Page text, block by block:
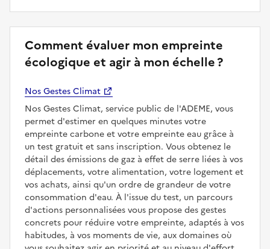
Comment évaluer mon empreinte
écologique et agir à mon échelle ?
Nos Gestes Climat
Nos Gestes Climat, service public de l'ADEME, vous
permet d'estimer en quelques minutes votre
empreinte carbone et votre empreinte eau grâce à
un test gratuit et sans inscription. Vous obtenez le
détail des émissions de gaz à effet de serre liées à vos
déplacements, votre alimentation, votre logement et
vos achats, ainsi qu'un ordre de grandeur de votre
consommation d'eau. À l'issue du test, un parcours
d'actions personnalisées vous propose des gestes
concrets pour réduire votre empreinte, adaptés à vos
habitudes, à vos moments de vie, aux domaines où